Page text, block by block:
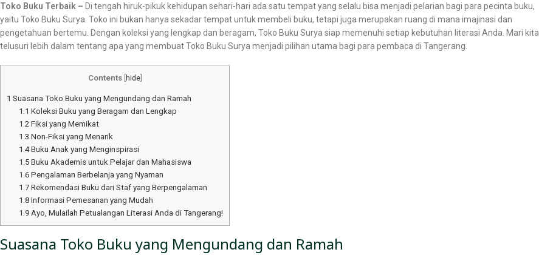
Toko Buku Terbaik – Di tengah hiruk-pikuk kehidupan sehari-hari ada satu tempat yang selalu bisa menjadi pelarian bagi para pecinta buku,
yaitu Toko Buku Surya. Toko ini bukan hanya sekadar tempat untuk membeli buku, tetapi juga merupakan ruang di mana imajinasi dan
pengetahuan bertemu. Dengan koleksi yang lengkap dan beragam, Toko Buku Surya siap memenuhi setiap kebutuhan literasi Anda. Mari kita
telusuri lebih dalam tentang apa yang membuat Toko Buku Surya menjadi pilihan utama bagi para pembaca di Tangerang.
Contents hide]
1 Suasana Toko Buku yang Mengundang dan Ramah
1.1 Koleksi Buku yang Beragam dan Lengkap
1.2Fiksi yang Memikat
1.3 Non-Fiksi yang Menarik
1.4Buku Anak yang Menginspirasi
1.5Buku Akademis untuk Pelajar dan Mahasiswa
1.6Pengalaman Berbelanja yang Nyaman
1.7Rekomendasi Buku dari Staf yang Berpengalaman
1.8Informasi Pemesanan yang Mudah
1.9Ayo, Mulailah Petualangan Literasi Anda di Tangerang!
Suasana Toko Buku yang Mengundang dan Ramah